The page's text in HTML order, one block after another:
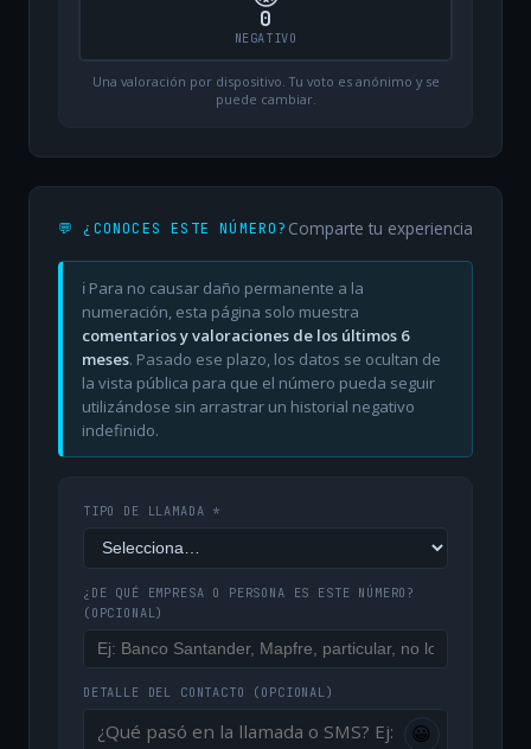
0
NEGATIVO
Una valoración por dispositivo. Tu voto es anónimo y se
puede cambiar.
💬 ¿CONOCES ESTE NÚMERO? Comparte tu experiencia
ℹ️ Para no causar daño permanente a la
numeración, esta página solo muestra
comentarios y valoraciones de los últimos 6
meses. Pasado ese plazo, los datos se ocultan de
la vista pública para que el número pueda seguir
utilizándose sin arrastrar un historial negativo
indefinido.
TIPO DE LLAMADA *
¿DE QUÉ EMPRESA O PERSONA ES ESTE NÚMERO?
(OPCIONAL)
DETALLE DEL CONTACTO (OPCIONAL)
😀